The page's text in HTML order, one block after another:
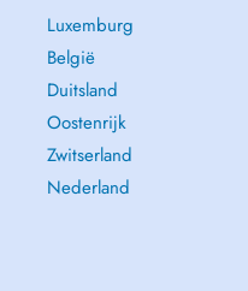
Luxemburg
België
Duitsland
Oostenrijk
Zwitserland
Nederland